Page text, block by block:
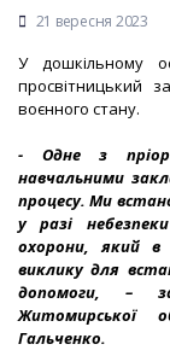
21 вересня 2023
У дошкільному
просвітницький
воєнного стану.
- Одне з
навчальними
процесу. Ми
у разі
охорони, який в
виклику для
допомоги, –
Житомирської
Гальченко.